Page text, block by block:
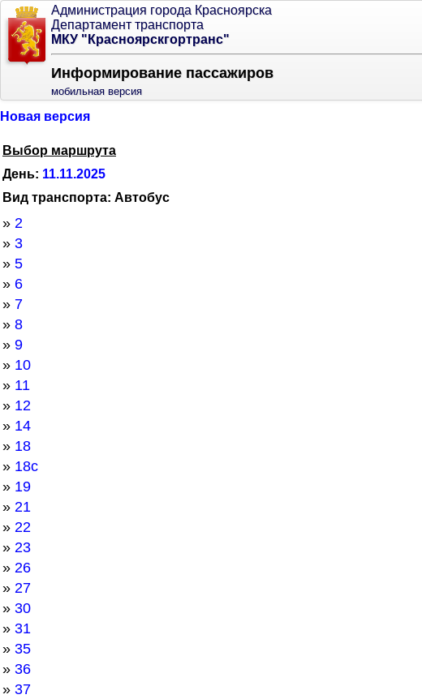
Администрация города Красноярска
Департамент транспорта
МКУ "Красноярскгортранс"
Информирование пассажиров
мобильная версия
Новая версия
Выбор маршрута
День: 11.11.2025
Вид транспорта: Автобус
» 2
» 3
» 5
» 6
» 7
» 8
» 9
» 10
» 11
» 12
» 14
» 18
» 18с
» 19
» 21
» 22
» 23
» 26
» 27
» 30
» 31
» 35
» 36
» 37